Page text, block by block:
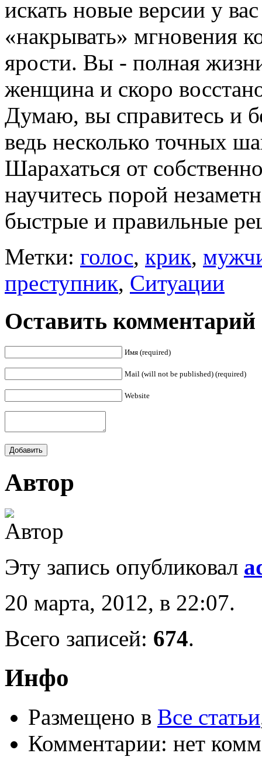
искать новые версии у
«накрывать» мгновения
ярости. Вы - полная
женщина и скоро
Думаю, вы справитесь и
ведь несколько точных
Шарахаться от
научитесь порой
быстрые и правильные
Метки: голос, крик,
преступник, Ситуации
Оставить комментарий
Имя (required)
Mail (will not be published) (required)
Website
Автор
Эту запись опубликовал
20 марта, 2012, в 22:07.
Всего записей: 674.
Инфо
Размещено в Все статьи
Комментарии: нет